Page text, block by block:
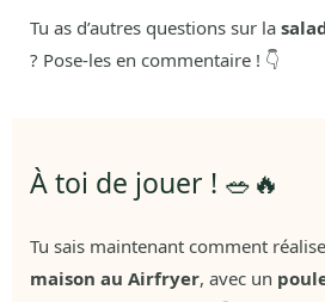
Tu as d’autres questions sur la
? Pose-les en commentaire ! 👇
À toi de jouer ! 🥗🔥
Tu sais maintenant comment
maison au Airfryer, avec un